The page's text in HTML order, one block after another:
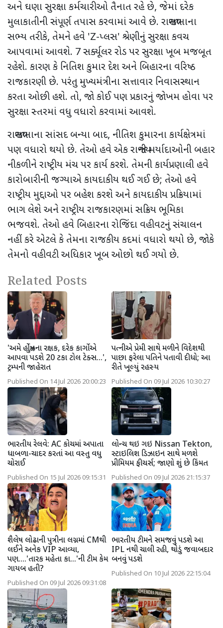
અને ઘણા સુરક્ષા કર્મચારીઓ તૈનાત રહે છે, જેમાં દરેક
મુલાકાતીની સંપૂર્ણ તપાસ કરવામાં આવે છે. રાજ્યસભાના
સભ્ય તરીકે, તેમને હવે 'Z-પ્લસ' શ્રેણીનું સુરક્ષા કવચ
આપવામાં આવશે. 7 સર્ક્યૂલર રોડ પર સુરક્ષા ખૂબ મજબૂત
રહેશે. કારણ કે નિતિશ કુમાર દેશ અને બિહારના વરિષ્ઠ
રાજકારણી છે. પરંતુ મુખ્યમંત્રીના સત્તાવાર નિવાસસ્થાન
કરતા ઓછી હશે. તો, જો કોઈ પણ પ્રકારનું જોખમ હોવા પર
સુરક્ષા સ્તરમાં વધુ વધારો કરવામાં આવશે.
રાજ્યસભાના સાંસદ બન્યા બાદ, નીતિશ કુમારના કાર્યક્ષેત્રમાં
પણ વધારો થયો છે. તેઓ હવે એક રાજ્યની મર્યાદાઓની બહાર
નીકળીને રાષ્ટ્રીય મંચ પર કાર્ય કરશે. તેમની કાર્યપ્રણાલી હવે
કારોબારીની જગ્યાએ કાયદાકીય થઈ ગઈ છે; તેઓ હવે
રાષ્ટ્રીય મુદ્દાઓ પર બહેશ કરશે અનેકાયદાકીય પ્રક્રિયામાં
ભાગ લેશે અને રાષ્ટ્રીય રાજકારણમાં સક્રિય ભૂમિકા
ભજવશે. તેઓ હવે બિહારના રોજિંદા વહીવટનું સંચાલન
નહીં કરે એટલે કે તેમના રાજકીય કદમાં વધારો થયો છે, જોકે
તેમનો વહીવટી અધિકાર ખૂબ ઓછો થઈ ગયો છે.
Related Posts
'અમે હોર્મુઝના રક્ષક, દરેક કાર્ગોએ
આપવા પડશે 20 ટકા ટોલ ટેક્સ...',
ટ્રમ્પની જાહેરાત
Published On 14 Jul 2026 20:00:23
પત્નીએ પ્રેમી સાથે મળીને વિદેશથી
પાછા ફરેલા પતિને પતાવી દીધો; આ
રીતે ખૂલ્યું રહસ્ય
Published On 09 Jul 2026 10:30:27
ભારતીય રેલવે: AC કોચમાં અપાતા
ધાબળા-ચાદર કરતાં આ વસ્તુ વધુ
ચોરાઈ
Published On 15 Jul 2026 09:15:31
લોન્ચ થઇ ગઇ Nissan Tekton,
સ્ટાઇલિશ ડિઝાઇન સાથે મળશે
પ્રીમિયમ ફીચર્સ; જાણો શું છે કિંમત
Published On 09 Jul 2026 21:15:37
શૈલેષ લોઢાની પુત્રીના લગ્નમાં CMથી
લઈને અનેક VIP આવ્યા,
પણ....'તારક મહેતા કા...'ની ટીમ કેમ
ગાયબ હતી?
Published On 09 Jul 2026 09:31:08
ભારતીય ટીમને સમજવું પડશે આ
IPL નથી ચાલી રહી, થોડું જવાબદાર
બનવું પડશે
Published On 10 Jul 2026 22:15:04